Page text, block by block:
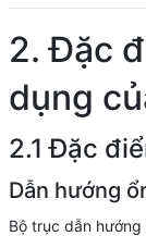
2. Đặc
dụng
2.1 Đặc
Dẫn hướng
Bộ trục dẫn